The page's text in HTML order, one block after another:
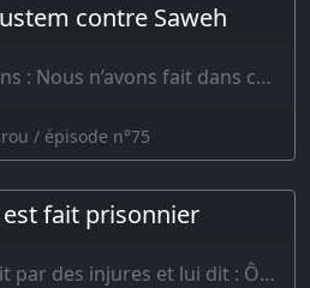
contre Saweh
Rustem dit aux Iraniens : Nous n’avons fait dans ce combat aucune perte. Maintenant les I…
/ épisode n°75
est fait prisonnier
Le Khakan lui répondit par des injures et lui dit : Ô homme vil de corps et d’âme ! Maudi…